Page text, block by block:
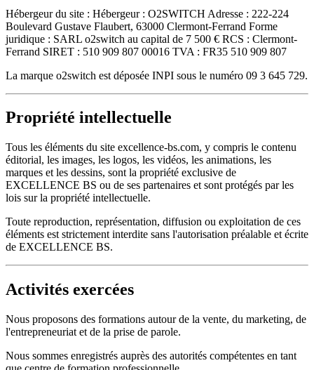
Hébergeur du site : Hébergeur : O2SWITCH Adresse : 222-224
Boulevard Gustave Flaubert, 63000 Clermont-Ferrand Forme
juridique : SARL o2switch au capital de 7 500 € RCS : Clermont-
Ferrand SIRET : 510 909 807 00016 TVA : FR35 510 909 807
La marque o2switch est déposée INPI sous le numéro 09 3 645 729.
Propriété intellectuelle
Tous les éléments du site excellence-bs.com, y compris le contenu
éditorial, les images, les logos, les vidéos, les animations, les
marques et les dessins, sont la propriété exclusive de
EXCELLENCE BS ou de ses partenaires et sont protégés par les
lois sur la propriété intellectuelle.
Toute reproduction, représentation, diffusion ou exploitation de ces
éléments est strictement interdite sans l'autorisation préalable et écrite
de EXCELLENCE BS.
Activités exercées
Nous proposons des formations autour de la vente, du marketing, de
l'entrepreneuriat et de la prise de parole.
Nous sommes enregistrés auprès des autorités compétentes en tant